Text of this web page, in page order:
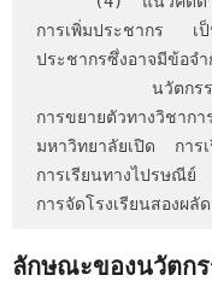
การเพิ่มประชากร   เป็
ประชากรซึ่งอาจมีข้อจำ
การขยายตัวทางวิชาก
มหาวิทยาลัยเปิด  การ
การเรียนทางไปรษณีย์
การจัดโรงเรียนสองผ
ลักษณะของนวัตก